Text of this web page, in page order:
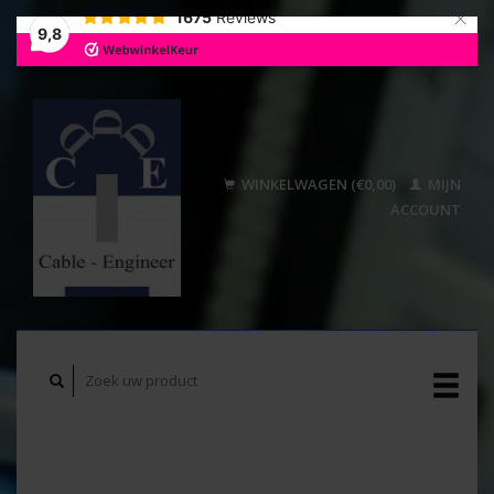
9,8
1675 Reviews ×
WINKELWAGEN (€0,00)
MIJN
ACCOUNT